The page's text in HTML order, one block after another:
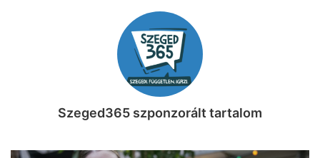
Szeged365 szponzorált tartalom